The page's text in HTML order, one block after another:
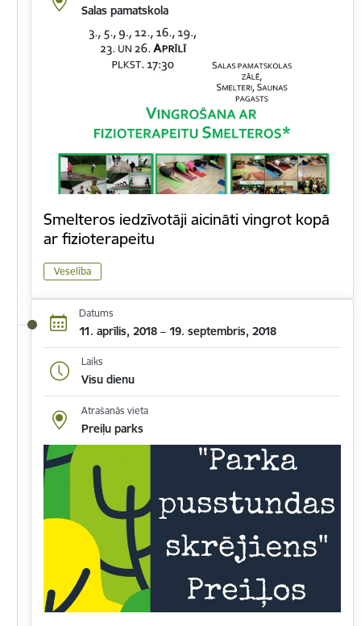
Salas pamatskola
Smelteros iedzīvotāji aicināti vingrot kopā
ar fizioterapeitu
Veselība
Datums
11. aprīlis, 2018 – 19. septembris, 2018
Laiks
Visu dienu
Atrašanās vieta
Preiļu parks